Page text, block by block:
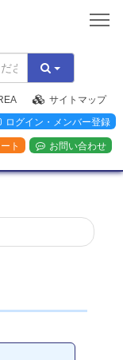
サイトマップ
ログイン・メンバー登録
ト お問い合わせ